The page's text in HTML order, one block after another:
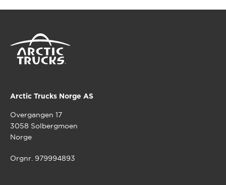
Arctic Trucks Norge AS
Overgangen 17
3058 Solbergmoen
Norge
Orgnr. 979994893